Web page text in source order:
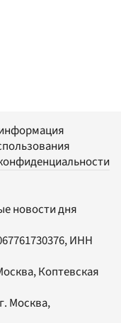
новости дня
ИНН
Коптевская
Москва,